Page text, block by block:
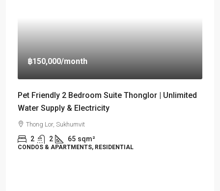
฿150,000/month
Pet Friendly 2 Bedroom Suite Thonglor | Unlimited
Water Supply & Electricity
Thong Lor, Sukhumvit
2 2 65 sqm²
CONDOS & APARTMENTS, RESIDENTIAL